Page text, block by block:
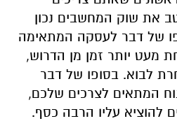
את שוק המחשבים נכון
של דבר לעסקה המתאימה
מעט יותר זמן מן הדרוש,
לבוא. בסופו של דבר
המתאים לצרכים שלכם,
להוציא עליו הרבה כסף.